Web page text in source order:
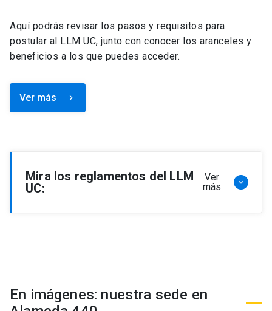
Aquí podrás revisar los pasos y requisitos para
postular al LLM UC, junto con conocer los aranceles y
beneficios a los que puedes acceder.
Ver más keyboard_arrow_right
Mira los reglamentos del LLM
UC:
Ver
más
keyboard_arrow_down
Reglamento de Becas y Descuentos Programa
de Magíster en Derecho, LLM
En imágenes: nuestra sede en